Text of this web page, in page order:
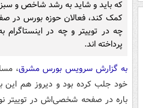
که باید و شاید به رشد شاخص و
کمک کند، فعالان حوزه بورس در
چه در توییتر و چه در اینستاگرام
پرداخته اند.
به گزارش سرویس بورس مشرق،
خود جلب کرده بود و دیروز هم این
باره در صفحه شخصی‌اش در توییتر